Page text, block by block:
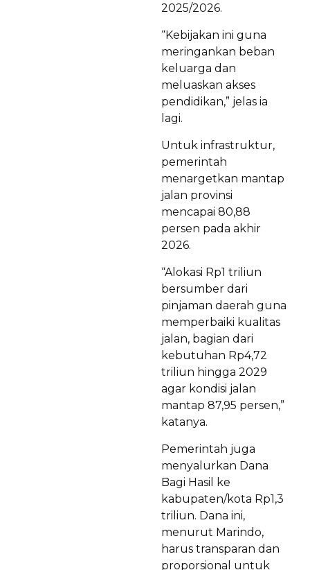
2025/2026.
“Kebijakan ini guna
meringankan beban
keluarga dan
meluaskan akses
pendidikan,” jelas ia
lagi.
Untuk infrastruktur,
pemerintah
menargetkan mantap
jalan provinsi
mencapai 80,88
persen pada akhir
2026.
“Alokasi Rp1 triliun
bersumber dari
pinjaman daerah guna
memperbaiki kualitas
jalan, bagian dari
kebutuhan Rp4,72
triliun hingga 2029
agar kondisi jalan
mantap 87,95 persen,”
katanya.
Pemerintah juga
menyalurkan Dana
Bagi Hasil ke
kabupaten/kota Rp1,3
triliun. Dana ini,
menurut Marindo,
harus transparan dan
proporsional untuk